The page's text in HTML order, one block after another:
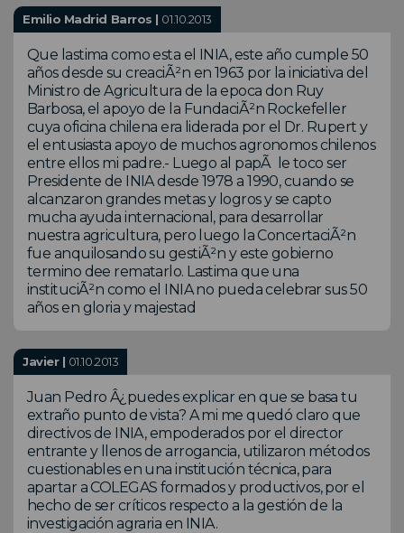
Emilio Madrid Barros | 01.10.2013
Que lastima como esta el INIA, este año cumple 50
años desde su creaciÃ²n en 1963 por la iniciativa del
Ministro de Agricultura de la epoca don Ruy
Barbosa, el apoyo de la FundaciÃ²n Rockefeller
cuya oficina chilena era liderada por el Dr. Rupert y
el entusiasta apoyo de muchos agronomos chilenos
entre ellos mi padre.- Luego al papÃ le toco ser
Presidente de INIA desde 1978 a 1990, cuando se
alcanzaron grandes metas y logros y se capto
mucha ayuda internacional, para desarrollar
nuestra agricultura, pero luego la ConcertaciÃ²n
fue anquilosando su gestiÃ²n y este gobierno
termino dee rematarlo. Lastima que una
instituciÃ²n como el INIA no pueda celebrar sus 50
años en gloria y majestad
Javier | 01.10.2013
Juan Pedro Â¿puedes explicar en que se basa tu
extraño punto de vista? A mi me quedó claro que
directivos de INIA, empoderados por el director
entrante y llenos de arrogancia, utilizaron métodos
cuestionables en una institución técnica, para
apartar a COLEGAS formados y productivos, por el
hecho de ser críticos respecto a la gestión de la
investigación agraria en INIA.